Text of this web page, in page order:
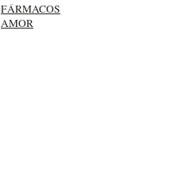
FÁRMACOS
AMOR